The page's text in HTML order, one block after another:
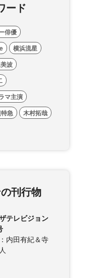
ード
俳優
横浜流星
波
マ主演
急
木村拓哉
刊行物
テレビジョン
内田有紀＆寺